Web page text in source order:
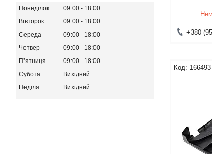
+380
166493
Понеділок 09:00
18:00
Вівторок
09:00
18:00
Середа
09:00
18:00
Четвер
09:00
18:00
Пʼятниця
09:00
18:00
Субота
Вихідний
Неділя
Вихідний